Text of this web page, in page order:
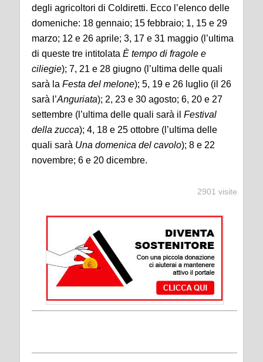
degli agricoltori di Coldiretti. Ecco l’elenco delle
domeniche: 18 gennaio; 15 febbraio; 1, 15 e 29
marzo; 12 e 26 aprile; 3, 17 e 31 maggio (l’ultima
di queste tre intitolata È tempo di fragole e
ciliegie); 7, 21 e 28 giugno (l’ultima delle quali
sarà la Festa del melone); 5, 19 e 26 luglio (il 26
sarà l’Anguriata); 2, 23 e 30 agosto; 6, 20 e 27
settembre (l’ultima delle quali sarà il Festival
della zucca); 4, 18 e 25 ottobre (l’ultima delle
quali sarà Una domenica del cavolo); 8 e 22
novembre; 6 e 20 dicembre.
2901 visite